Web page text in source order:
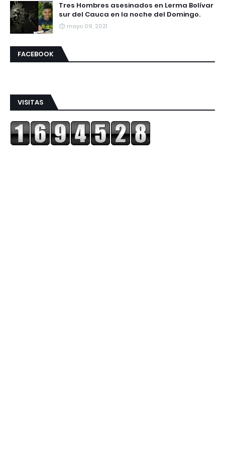
Tres Hombres asesinados en Lerma Bolívar
sur del Cauca en la noche del Domingo.
mayo 09, 2021
FACEBOOK
VISITAS